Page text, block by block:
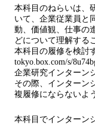
本科目のねらいは、
いて、企業従業員と
動、価値観、仕事の
どについて理解する
本科目の履修を検討
tokyo.box.com/s/
企業研究インターン
その際、インターン
複履修にならないよ
本科目でインターン